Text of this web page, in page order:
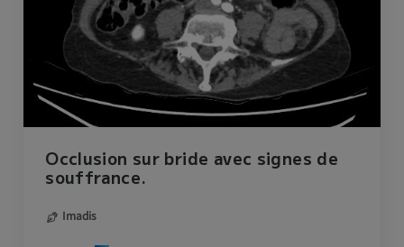
Occlusion sur bride avec signes de
souffrance.
Imadis